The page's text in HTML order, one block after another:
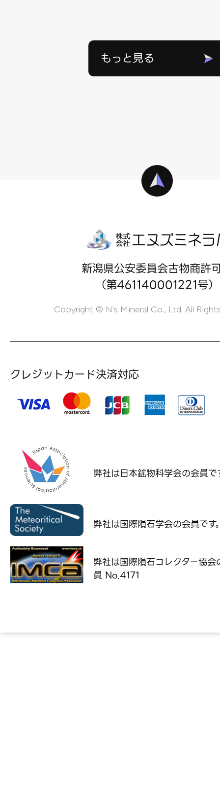
もっと見る
新潟県公安委員会古物商許
（第461140001221号）
Copyright © N's Mineral Co., Ltd. All
クレジットカード決済対応
弊社は日本鉱物科学会の会員で
弊社は国際隕石学会の会員です
弊社は国際隕石コレクター協会
員 No.4171